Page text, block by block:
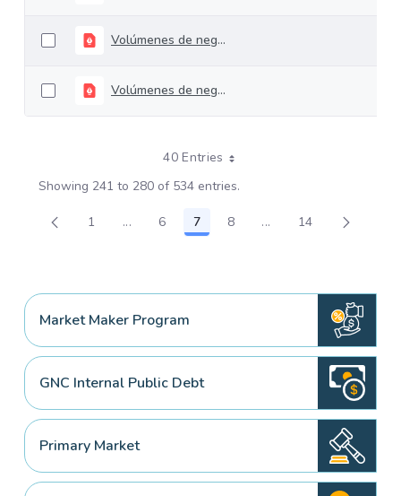
Volúmenes de negociación del 22 al 26 de noviembre de 2021
Volúmenes de negociación del 16 al 19 de noviembre de 2021
40 Entries
Showing 241 to 280 of 534 entries.
Page
1 ...Intermediate Pages Use TAB to navigate.
Page
6 Page
7 Page
8 ...Intermediate Pages
Page
14
Market Maker Program
GNC Internal Public Debt
Primary Market